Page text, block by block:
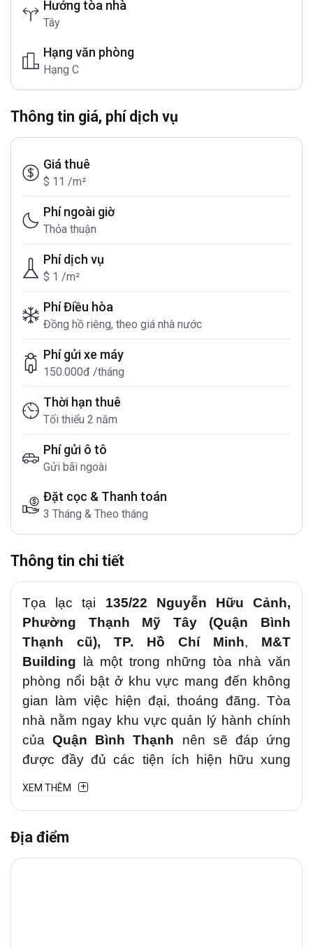
Hướng tòa nhà
Tây
Hạng văn phòng
Hạng C
Thông tin giá, phí dịch vụ
Giá thuê
$ 11 /m²
Phí ngoài giờ
Thỏa thuận
Phí dịch vụ
$ 1 /m²
Phí Điều hòa
Đồng hồ riêng, theo giá nhà nước
Phí gửi xe máy
150.000đ /tháng
Thời hạn thuê
Tối thiểu 2 năm
Phí gửi ô tô
Gửi bãi ngoài
Đặt cọc & Thanh toán
3 Tháng & Theo tháng
Thông tin chi tiết
Tọa lạc tại 135/22 Nguyễn Hữu Cảnh,
Phường Thạnh Mỹ Tây (Quận Bình
Thạnh cũ), TP. Hồ Chí Minh, M&T
Building là một trong những tòa nhà văn
phòng nổi bật ở khu vực mang đến không
gian làm việc hiện đại, thoáng đãng. Tòa
nhà nằm ngay khu vực quản lý hành chính
củaQuận Bình Thạnh nên sẽ đáp ứng
được đầy đủ các tiện ích hiện hữu xung
quanh.
1. Vị trí chiến lược
Văn phòng cho thuê
XEM THÊM
Địa điểm